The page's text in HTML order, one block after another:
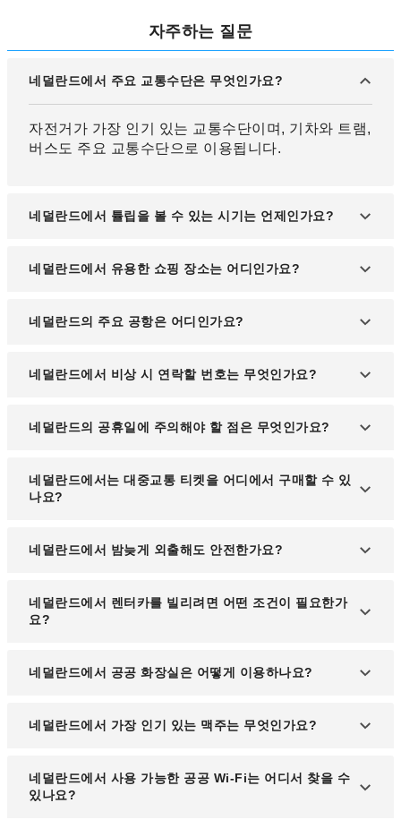
자주하는 질문
네덜란드에서 주요 교통수단은 무엇인가요?
자전거가 가장 인기 있는 교통수단이며, 기차와 트램,
버스도 주요 교통수단으로 이용됩니다.
네덜란드에서 튤립을 볼 수 있는 시기는 언제인가요?
튤립은 매년 3월 말부터 5월 초까지 피며, 이 시기에
네덜란드에서 유용한 쇼핑 장소는 어디인가요?
암스테르담의 꽃 시장, 골동품 시장, 그리고 드 바이
네덜란드의 주요 공항은 어디인가요?
암스테르담 스키폴 국제공항(Schiphol International
네덜란드에서 비상 시 연락할 번호는 무엇인가요?
유럽 공통 긴급번호인 112번을 이용하면 경찰, 소방,
네덜란드의 공휴일에 주의해야 할 점은 무엇인가요?
주요 공휴일(예: 킹스데이, 크리스마스)에는 상점과
식당이 휴무이거나 운영 시간이 단축될 수 있으니 미
네덜란드에서는 대중교통 티켓을 어디에서 구매할 수 있
나요?
OV-칩카르트(대중교통 카드)를 역, 트램 정류장, 슈
네덜란드에서 밤늦게 외출해도 안전한가요?
대도시는 비교적 안전한 편이지만, 늦은 밤 외출 시
혼잡한 지역을 피하고 귀중품을 주의 깊게 보관하세
네덜란드에서 렌터카를 빌리려면 어떤 조건이 필요한가
요?
제운전면허증과 여권, 신용카드가 필요하며, 만 21세
네덜란드에서 공공 화장실은 어떻게 이용하나요?
대부분의 공공 화장실은 유료(€0.50~€1)이며, 동전
네덜란드에서 가장 인기 있는 맥주는 무엇인가요?
하이네켄, 암스텔, 그롤쉬 같은 브랜드가 대표적이며,
현지 브루어리의 수제 맥주도 인기가 많습니다.
네덜란드에서 사용 가능한 공공 Wi-Fi는 어디서 찾을 수
있나요?